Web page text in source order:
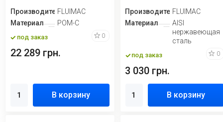
ПроизводительFLUIMAC
Материал
POM-C
под заказ 0
22 289 грн.
В корзину
ПроизводительFLUIMAC
Материал
AISI
нержавеющая
сталь
под заказ 0
3 030 грн.
В корзину